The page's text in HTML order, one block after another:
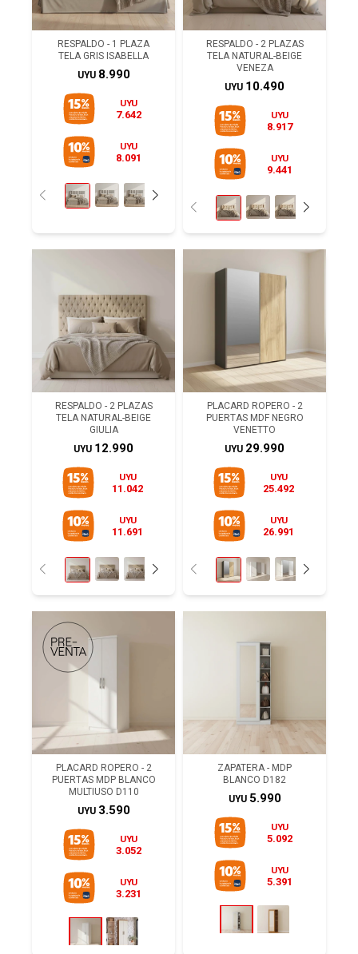
RESPALDO - 1 PLAZA
TELA GRIS ISABELLA
UYU 8.990
UYU
7.642
UYU
8.091
RESPALDO - 2 PLAZAS
TELA NATURAL-BEIGE
VENEZA
UYU 10.490
UYU
8.917
UYU
9.441
RESPALDO - 2 PLAZAS
TELA NATURAL-BEIGE
GIULIA
UYU 12.990
UYU
11.042
UYU
11.691
PLACARD ROPERO - 2
PUERTAS MDF NEGRO
VENETTO
UYU 29.990
UYU
25.492
UYU
26.991
PLACARD ROPERO - 2
PUERTAS MDP BLANCO
MULTIUSO D110
UYU 3.590
UYU
3.052
UYU
3.231
ZAPATERA - MDP
BLANCO D182
UYU 5.990
UYU
5.092
UYU
5.391